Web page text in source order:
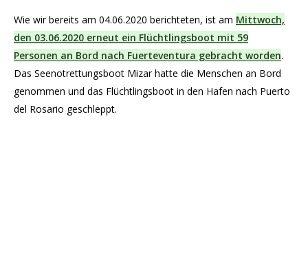
Wie wir bereits am 04.06.2020 berichteten, ist am Mittwoch,
den 03.06.2020 erneut ein Flüchtlingsboot mit 59
Personen an Bord nach Fuerteventura gebracht worden.
Das Seenotrettungsboot Mizar hatte die Menschen an Bord
genommen und das Flüchtlingsboot in den Hafen nach Puerto
del Rosario geschleppt.